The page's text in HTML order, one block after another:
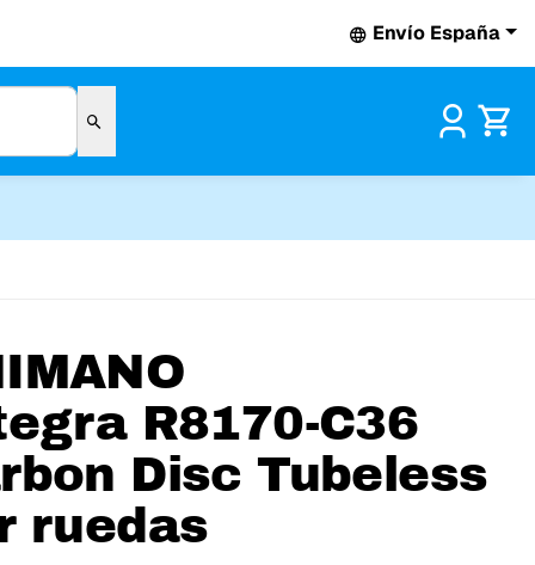
Envío España
R8170-C36
Disc Tubeless
ruedas